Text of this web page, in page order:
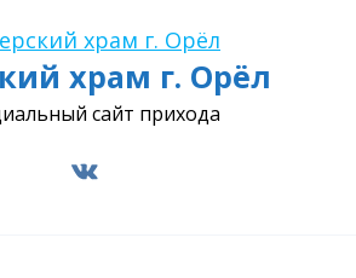
храм г. Орёл
сайт прихода